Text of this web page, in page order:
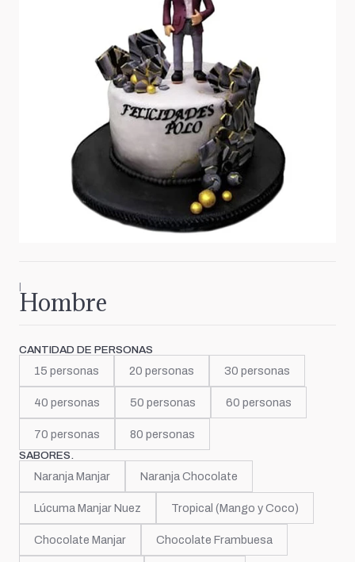
|
Hombre
CANTIDAD DE PERSONAS
15 personas 20 personas 30 personas
40 personas 50 personas 60 personas
70 personas 80 personas
SABORES.
Naranja Manjar Naranja Chocolate
Lúcuma Manjar Nuez Tropical (Mango y Coco)
Chocolate Manjar Chocolate Frambuesa